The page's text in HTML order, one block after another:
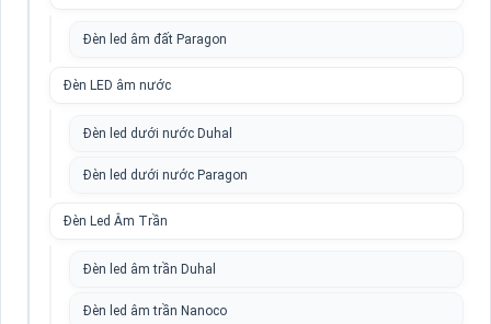
Đèn led âm đất Paragon
Đèn LED âm nước
Đèn led dưới nước Duhal
Đèn led dưới nước Paragon
Đèn Led Âm Trần
Đèn led âm trần Duhal
Đèn led âm trần Nanoco